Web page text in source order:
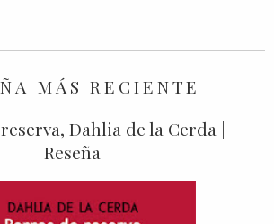
MÁS RECIENTE
Dahlia de la Cerda |
Reseña